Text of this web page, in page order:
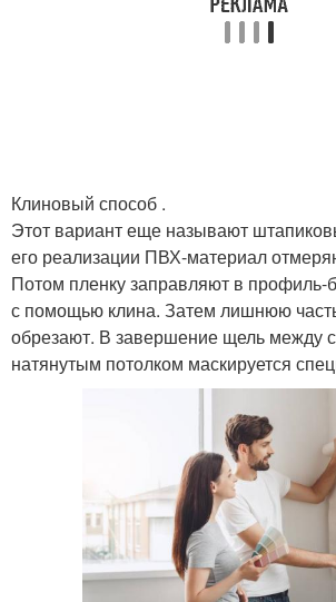
Клиновый способ .
Этот вариант еще называют
его реализации ПВХ-материал
Потом пленку заправляют в профиль-
с помощью клина. Затем лишнюю
обрезают. В завершение щель между
натянутым потолком маскируется